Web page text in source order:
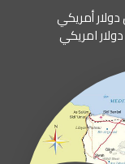
أمريكي
امريكي